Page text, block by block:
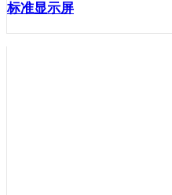
标准显示屏